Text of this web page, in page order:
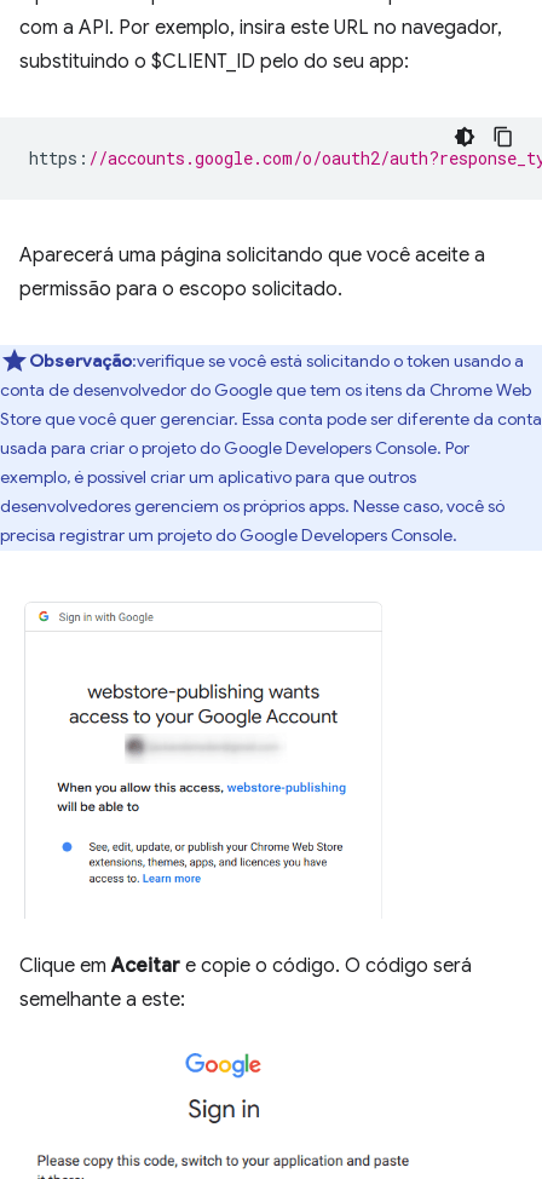
com a API. Por exemplo, insira este URL no navegador,
substituindo o $CLIENT_ID pelo do seu app:
https : //accounts.google.com/o/oauth2/
Aparecerá uma página solicitando que você aceite a
permissão para o escopo solicitado.
Observação:verifique se você está solicitando o token usando a
conta de desenvolvedor do Google que tem os itens da Chrome Web
Store que você quer gerenciar. Essa conta pode ser diferente da conta
usada para criar o projeto do Google Developers Console. Por
exemplo, é possível criar um aplicativo para que outros
desenvolvedores gerenciem os próprios apps. Nesse caso, você só
precisa registrar um projeto do Google Developers Console.
Clique emAceitar e copie o código. O código será
semelhante a este: